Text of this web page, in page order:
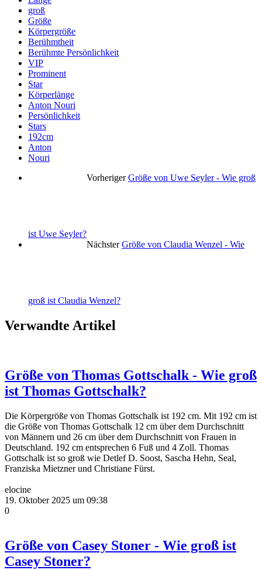
groß
Größe
Körpergröße
Berühmtheit
Berühmte Persönlichkeit
VIP
Prominent
Star
Körperlänge
Anton Nouri
Persönlichkeit
Stars
192cm
Anton
Nouri
Vorheriger Größe von Uwe Seyler - Wie groß
ist Uwe Seyler?
Nächster Größe von Claudia Wenzel - Wie
groß ist Claudia Wenzel?
Verwandte Artikel
Größe von Thomas Gottschalk - Wie groß
ist Thomas Gottschalk?
Die Körpergröße von Thomas Gottschalk ist 192 cm. Mit 192 cm ist
die Größe von Thomas Gottschalk 12 cm über dem Durchschnitt
von Männern und 26 cm über dem Durchschnitt von Frauen in
Deutschland. 192 cm entsprechen 6 Fuß und 4 Zoll. Thomas
Gottschalk ist so groß wie Detlef D. Soost, Sascha Hehn, Seal,
Franziska Mietzner und Christiane Fürst.
elocine
19. Oktober 2025 um 09:38
0
Größe von Casey Stoner - Wie groß ist
Casey Stoner?